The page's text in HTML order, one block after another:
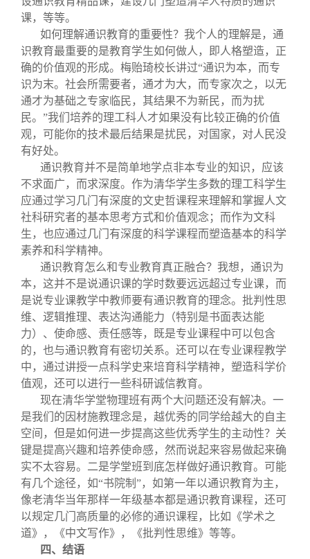
课，等等。
如何理解通识教育的重要性？我个人的理解是，通
识教育最重要的是教育学生如何做人，即人格塑造，正
确的价值观的形成。梅贻琦校长讲过“通识为本，而专
识为末。社会所需要者，通才为大，而专家次之，以无
通才为基础之专家临民，其结果不为新民，而为扰
民。”我们培养的理工科人才如果没有比较正确的价值
观，可能你的技术最后结果是扰民，对国家，对人民没
有好处。
通识教育并不是简单地学点非本专业的知识，应该
不求面广，而求深度。作为清华学生多数的理工科学生
应通过学习几门有深度的文史哲课程来理解和掌握人文
社科研究者的基本思考方式和价值观念；而作为文科
生，也应通过几门有深度的科学课程而塑造基本的科学
素养和科学精神。
通识教育怎么和专业教育真正融合？我想，通识为
本，这并不是说通识课的学时数要远远超过专业课，而
是说专业课教学中教师要有通识教育的理念。批判性思
维、逻辑推理、表达沟通能力（特别是书面表达能
力）、使命感、责任感等，既是专业课程中可以包含
的，也与通识教育有密切关系。还可以在专业课程教学
中，通过讲授一点科学史来培育科学精神，塑造科学价
值观，还可以进行一些科研诚信教育。
现在清华学堂物理班有两个大问题还没有解决。一
是我们的因材施教理念是，越优秀的同学给越大的自主
空间，但是如何进一步提高这些优秀学生的主动性？关
键是提高兴趣和培养使命感，然而说起来容易做起来确
实不太容易。二是学堂班到底怎样做好通识教育。可能
有几个途径，如“书院制”，如第一年以通识教育为主，
像老清华当年那样一年级基本都是通识教育课程，还可
以规定几门高质量的必修的通识课程，比如《学术之
道》，《中文写作》，《批判性思维》等等。
四、结语